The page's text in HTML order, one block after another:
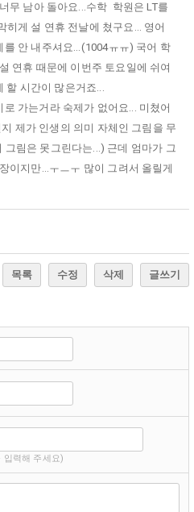
무 남아 돌아요...수학 학원은 LT를
히게 설 연휴 전날에 쳤구요... 영어
안 내주셔요...(1004ㅠㅠ) 국어 학
연휴 때문에 이번주 토요일에 쉬여
할 시간이 많은거죠...
가는거라 숙제가 없어요... 미쳤어
제가 인생의 의미 자체인 그림을 무
그림은 못그린다는...) 근데 엄마가 그
이지만...ㅜㅡㅜ 많이 그려서 올릴게
목록 수정 삭제 글쓰기
입력해 주세요)